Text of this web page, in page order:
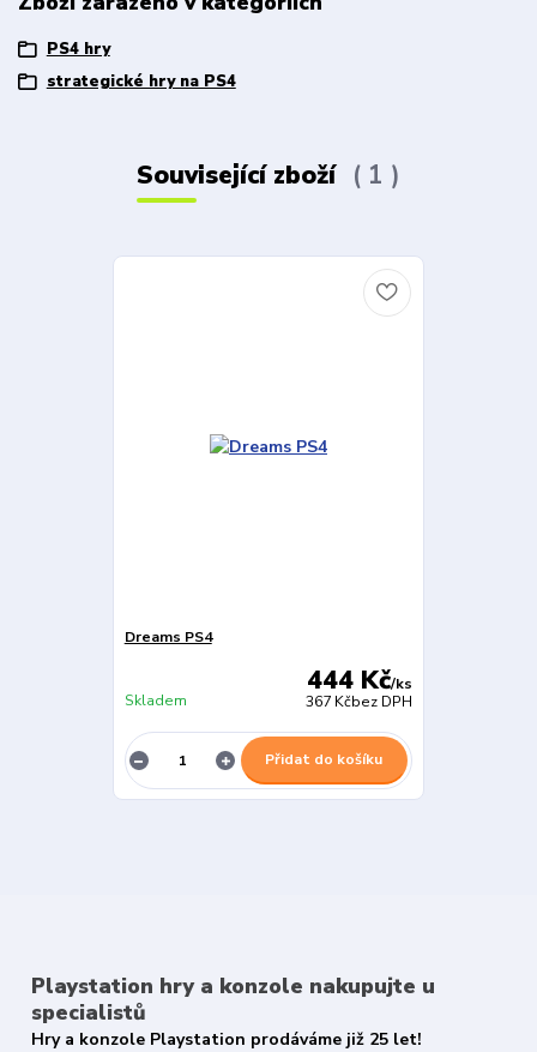
PS4 hry
strategické hry na PS4
Související zboží 1
Dreams PS4
444 Kč/ks
367 Kčbez DPH
Skladem
Přidat do košíku
Playstation hry a konzole nakupujte u
specialistů
Hry a konzole Playstation prodáváme již 25 let!